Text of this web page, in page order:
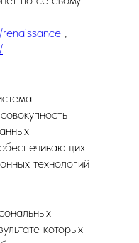
технологий
которых